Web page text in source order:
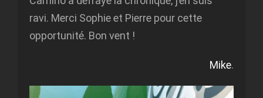
ravi. Merci Sophie et Pierre pour cette
opportunité. Bon vent !
Mike.